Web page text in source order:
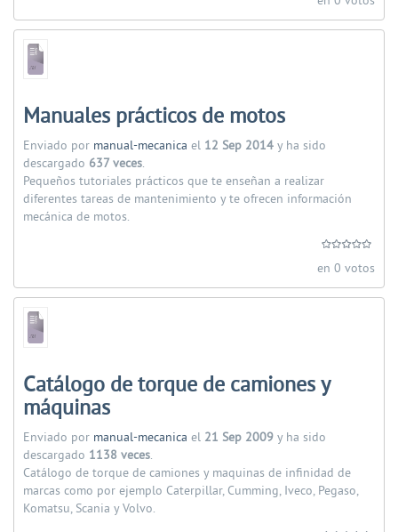
Manuales prácticos de motos
Enviado por manual-mecanica el 12 Sep 2014 y ha sido
descargado 637 veces.
Pequeños tutoriales prácticos que te enseñan a realizar
diferentes tareas de mantenimiento y te ofrecen información
mecánica de motos.
en 0 votos
Catálogo de torque de camiones y
máquinas
Enviado por manual-mecanica el 21 Sep 2009 y ha sido
descargado 1138 veces.
Catálogo de torque de camiones y maquinas de infinidad de
marcas como por ejemplo Caterpillar, Cumming, Iveco, Pegaso,
Komatsu, Scania y Volvo.